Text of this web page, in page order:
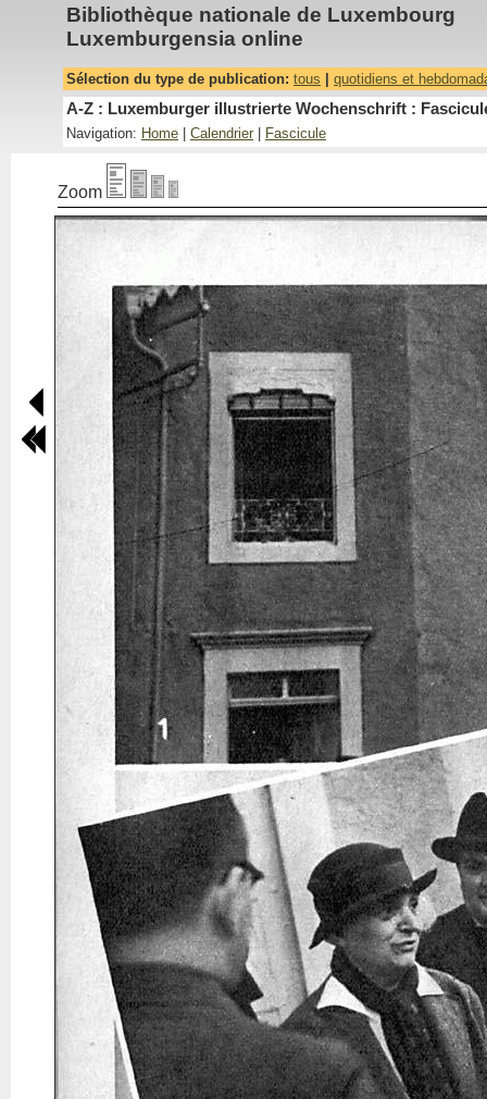
Bibliothèque nationale de Luxembourg
Luxemburgensia online
Sélection du type de publication: tous quotidiens et
A-Z : Luxemburger illustrierte Wochenschrift :
Navigation: Home Calendrier Fascicule
Zoom